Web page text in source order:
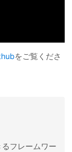
をご覧くださ
フレームワー